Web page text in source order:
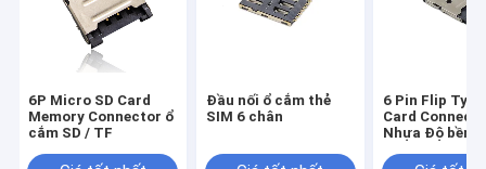
6P Micro SD Card
Memory Connector ổ
cắm SD / TF
Đầu nối ổ cắm thẻ
SIM 6 chân
6 Pin Flip
Card
Nhựa Độ bền